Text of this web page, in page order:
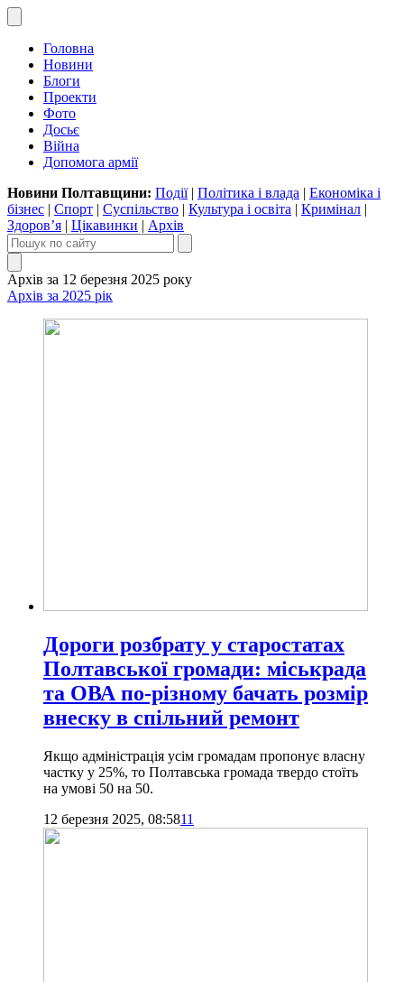
Головна
Новини
Блоги
Проекти
Фото
Досьє
Війна
Допомога армії
Новини Полтавщини: Події| Політика і влада | Економіка і
бізнес | Спорт | Суспільство | Культура і освіта | Кримінал |
Здоров’я | Цікавинки | Архів
Архів за 12 березня 2025 року
Архів за 2025 рік
Дороги розбрату у старостатах
Полтавської громади: міськрада
та ОВА по-різному бачать розмір
внеску в спільний ремонт
Якщо адміністрація усім громадам пропонує власну
частку у 25%, то Полтавська громада твердо стоїть
на умові 50 на 50.
12 березня 2025, 08:5811